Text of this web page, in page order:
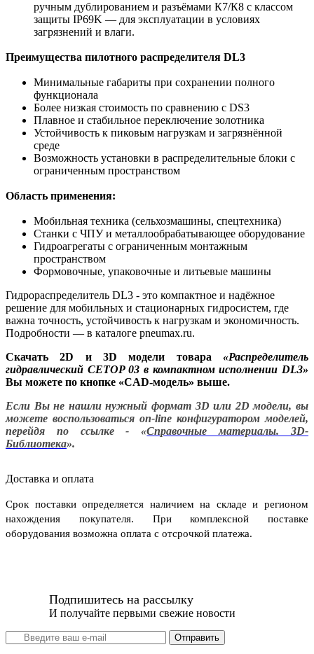
ручным дублированием и разъёмами К7/К8 с классом
защиты IP69K — для эксплуатации в условиях
загрязнений и влаги.
Преимущества пилотного распределителя DL3
Минимальные габариты при сохранении полного
функционала
Более низкая стоимость по сравнению с DS3
Плавное и стабильное переключение золотника
Устойчивость к пиковым нагрузкам и загрязнённой
среде
Возможность установки в распределительные блоки с
ограниченным пространством
Область применения:
Мобильная техника (сельхозмашины, спецтехника)
Станки с ЧПУ и металлообрабатывающее оборудование
Гидроагрегаты с ограниченным монтажным
пространством
Формовочные, упаковочные и литьевые машины
Гидрораспределитель DL3 - это компактное и надёжное
решение для мобильных и стационарных гидросистем, где
важна точность, устойчивость к нагрузкам и экономичность.
Подробности — в каталоге pneumax.ru.
Скачать 2D и 3D модели товара «Распределитель
гидравлический CETOP 03 в компактном исполнении DL3»
Вы можете по кнопке «CAD-модель» выше.
Если Вы не нашли нужный формат 3D или 2D модели, вы
можете воспользоваться on-line конфигуратором моделей,
перейдя по ссылке - «Справочные материалы. 3D-
Библиотека».
Доставка и оплата
Срок поставки определяется наличием на складе и регионом
нахождения покупателя. При комплексной поставке
оборудования возможна оплата с отсрочкой платежа.
Подпишитесь на рассылку
И получайте первыми свежие новости
Отправить